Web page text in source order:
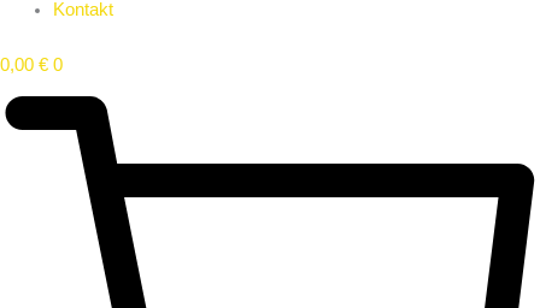
Kontakt
0,00 € 0